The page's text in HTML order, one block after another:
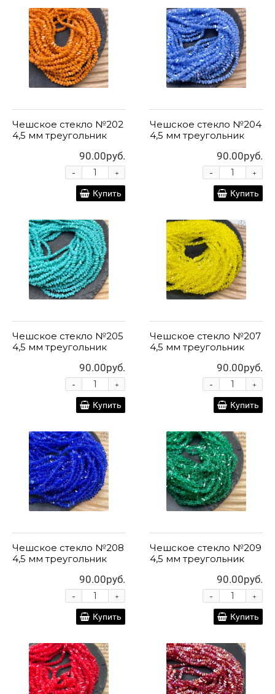
Чешское стекло №202
4,5 мм треугольник
90.00руб.
+
-
Купить
Чешское стекло №204
4,5 мм треугольник
90.00руб.
+
-
Купить
Чешское стекло №205
4,5 мм треугольник
90.00руб.
+
-
Купить
Чешское стекло №207
4,5 мм треугольник
90.00руб.
+
-
Купить
Чешское стекло №208
4,5 мм треугольник
90.00руб.
+
-
Купить
Чешское стекло №209
4,5 мм треугольник
90.00руб.
+
-
Купить